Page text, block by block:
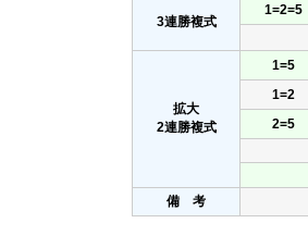
3連勝複式
1=2=5
拡大
2連勝複式
1=5
1=2
2=5
備 考